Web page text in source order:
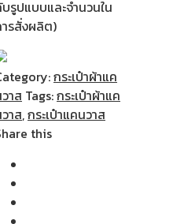
รูปแบบและจำนวนใน
รสั่งผลิต)
กระเป๋าผ้าแค
าส Tags:กระเป๋าผ้าแค
าส,กระเป๋าแคนวาส
this